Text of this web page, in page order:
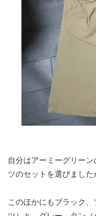
自分はアーミーグリー
ツのセットを選びました
このほかにもブラック